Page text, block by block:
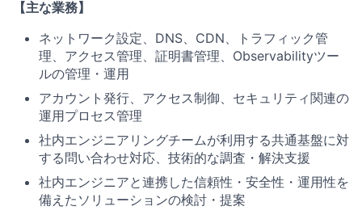
【主な業務】
ネットワーク設定、DNS、CDN、トラフィック管
理、アクセス管理、証明書管理、Observabilityツー
ルの管理・運用
アカウント発行、アクセス制御、セキュリティ関連の
運用プロセス管理
社内エンジニアリングチームが利用する共通基盤に対
する問い合わせ対応、技術的な調査・解決支援
社内エンジニアと連携した信頼性・安全性・運用性を
備えたソリューションの検討・提案